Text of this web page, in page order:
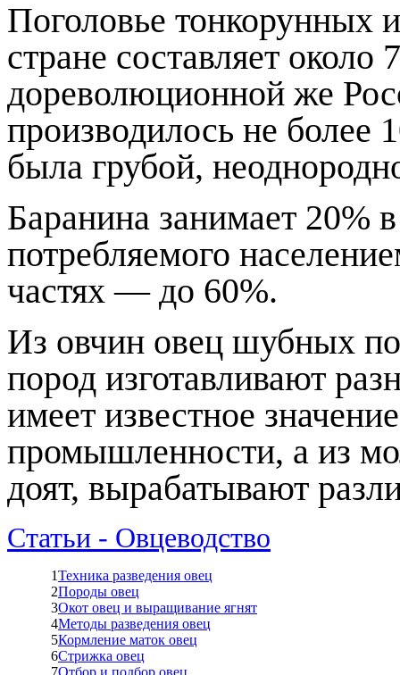
Поголовье тонкорунных
стране составляет
дореволюционной же
производилось не более
была грубой,
Баранина занимает 20%
потребляемого
частях — до 60%.
Из овчин овец шубных
пород изготавливают
имеет известное
промышленности, а из
доят, вырабатывают
Статьи - Овцеводство
1Техника разведения овец
2Породы овец
3Окот овец и выращивание ягнят
4Методы разведения овец
5Кормление маток овец
6Стрижка овец